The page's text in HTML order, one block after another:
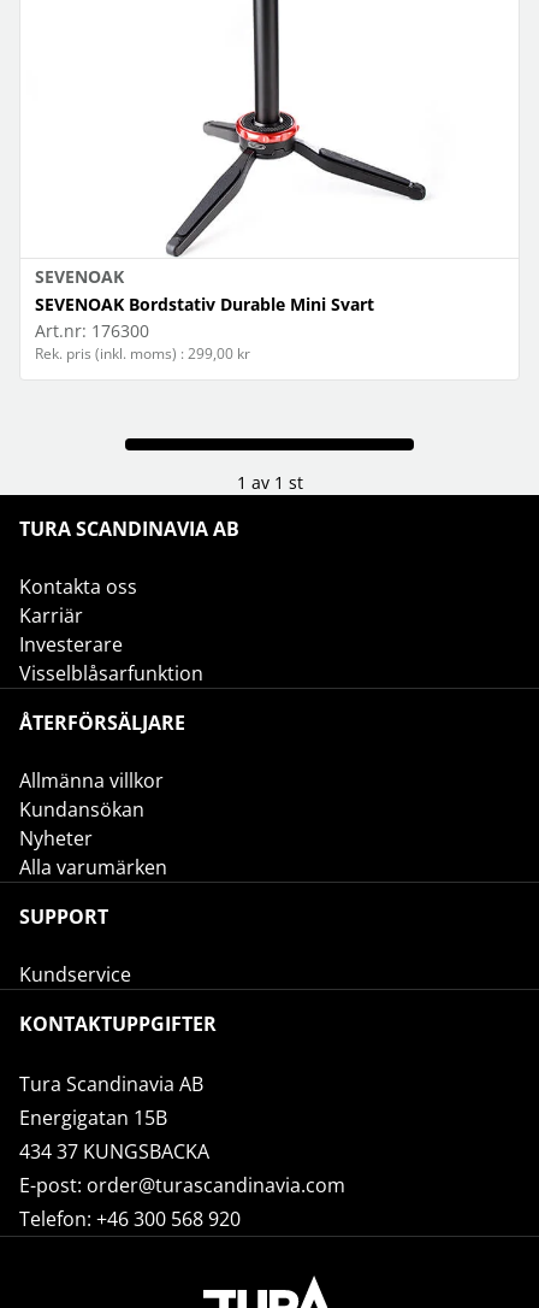
SEVENOAK
SEVENOAK Bordstativ Durable Mini Svart
Art.nr: 176300
Rek. pris (inkl. moms) : 299,00 kr
1 av 1 st
TURA SCANDINAVIA AB
Kontakta oss
Karriär
Investerare
Visselblåsarfunktion
ÅTERFÖRSÄLJARE
Allmänna villkor
Kundansökan
Nyheter
Alla varumärken
SUPPORT
Kundservice
KONTAKTUPPGIFTER
Tura Scandinavia AB
Energigatan 15B
434 37 KUNGSBACKA
E-post: order@turascandinavia.com
Telefon: +46 300 568 920